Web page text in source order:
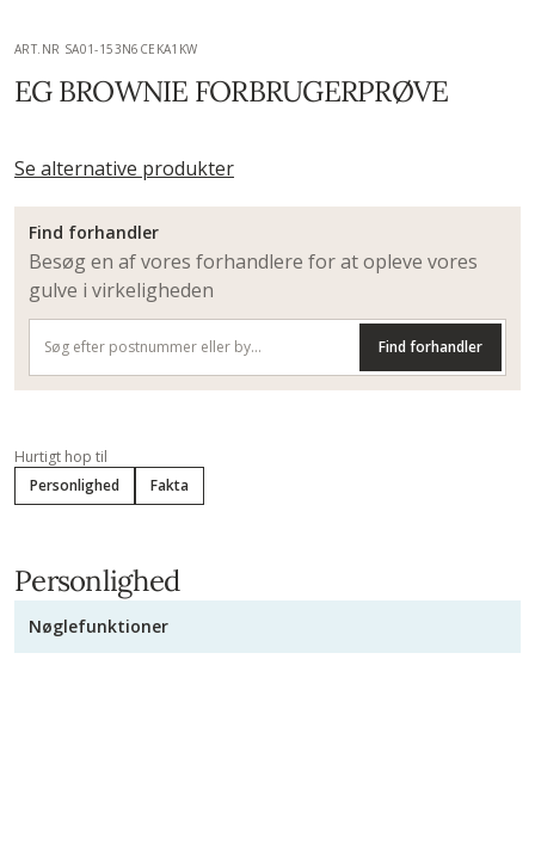
ART.NR SA01-153N6CEKA1KW
EG BROWNIE FORBRUGERPRØVE
Se alternative produkter
Find forhandler
Besøg en af vores forhandlere for at opleve vores
gulve i virkeligheden
Find forhandler
Hurtigt hop til
Personlighed
Fakta
Personlighed
Nøglefunktioner